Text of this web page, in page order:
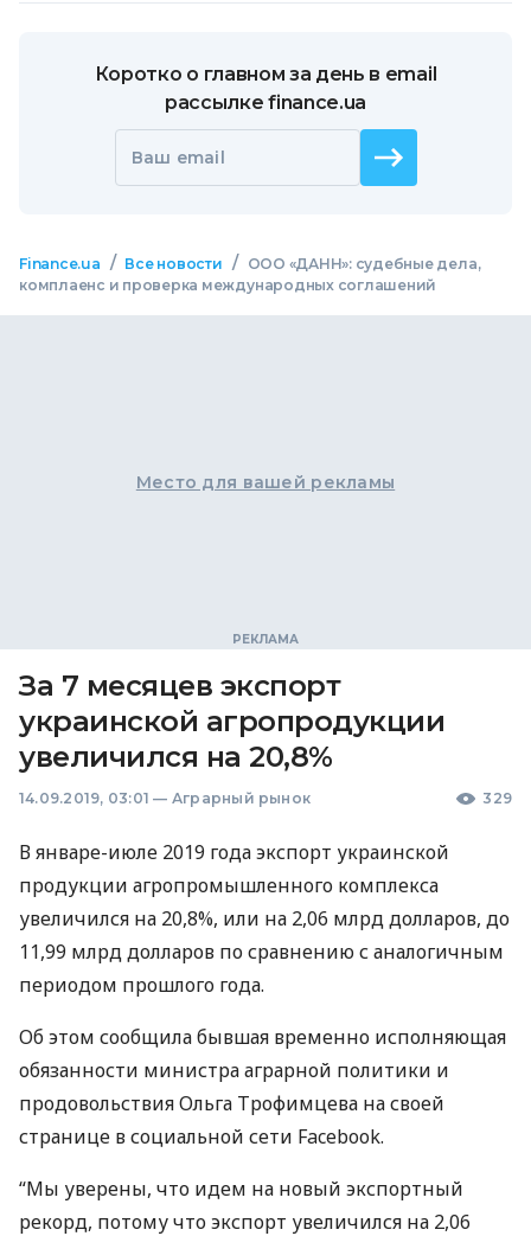
Коротко о главном за день в email
рассылке finance.ua
Ваш email
Finance.ua / Все новости /
ООО «ДАНН»: судебные дела,
комплаенс и проверка международных соглашений
Место для вашей рекламы
За 7 месяцев экспорт
украинской агропродукции
увеличился на 20,8%
14.09.2019, 03:01 — Аграрный рынок 329
В январе-июле 2019 года экспорт украинской
продукции агропромышленного комплекса
увеличился на 20,8%, или на 2,06 млрд долларов, до
11,99 млрд долларов по сравнению с аналогичным
периодом прошлого года.
Об этом сообщила бывшая временно исполняющая
обязанности министра аграрной политики и
продовольствия Ольга Трофимцева на своей
странице в социальной сети Facebook.
“Мы уверены, что идем на новый экспортный
рекорд, потому что экспорт увеличился на 2,06